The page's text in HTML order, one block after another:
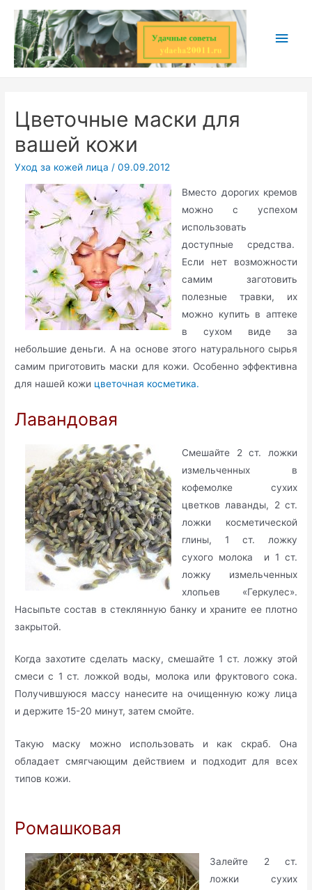
Перейти
содержимому
Цветочные маски для
вашей кожи
Уход за кожей лица /09.09.2012
Вместо дорогих кремов
можно с успехом
использовать
доступные средства.
Если нет возможности
самим заготовить
полезные травки, их
можно купить в аптеке
в сухом виде за
небольшие деньги. А на основе этого натурального сырья
самим приготовить маски для кожи. Особенно эффективна
для нашей кожи цветочная косметика.
Лавандовая
Смешайте 2 ст. ложки
измельченных в
кофемолке сухих
цветков лаванды, 2 ст.
ложки косметической
глины, 1 ст. ложку
сухого молока и 1 ст.
ложку измельченных
хлопьев «Геркулес».
Насыпьте состав в стеклянную банку и храните ее плотно
закрытой.
Когда захотите сделать маску, смешайте 1 ст. ложку этой
смеси с 1 ст. ложкой воды, молока или фруктового сока.
Получившуюся массу нанесите на очищенную кожу лица
и держите 15-20 минут, затем смойте.
Такую маску можно использовать и как скраб. Она
обладает смягчающим действием и подходит для всех
типов кожи.
Ромашковая
Залейте 2 ст.
ложки сухих